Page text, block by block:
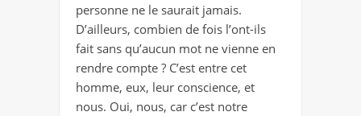
personne ne le saurait jamais.
D’ailleurs, combien de fois l’ont-ils
fait sans qu’aucun mot ne vienne en
rendre compte ? C’est entre cet
homme, eux, leur conscience, et
nous. Oui, nous, car c’est notre